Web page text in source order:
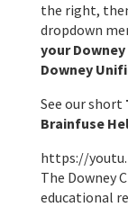
the right,
dropdown
your
Downey
See our short
Brainfuse
https://
The Downey
educational